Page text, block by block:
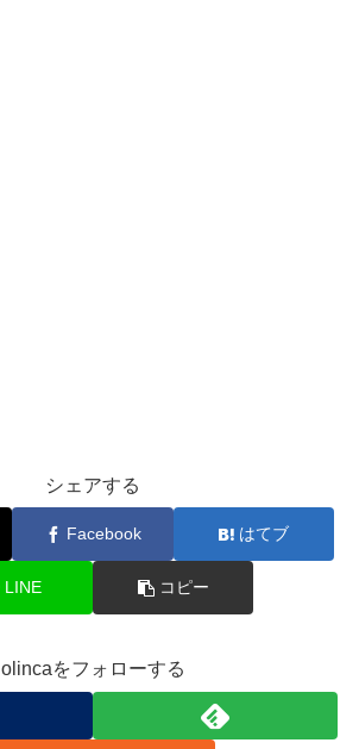
シェアする
Facebook はてブ
LINE コピー
olincaをフォローする